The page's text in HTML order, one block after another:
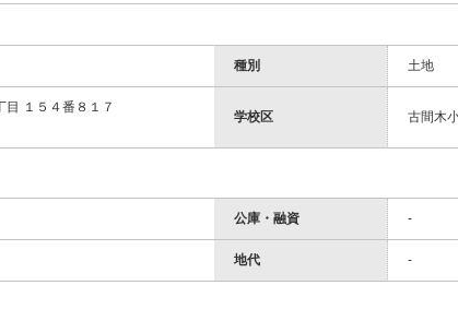
種別 土地
１５４番８１７
学校区 古間木
公庫・融資 -
地代 -